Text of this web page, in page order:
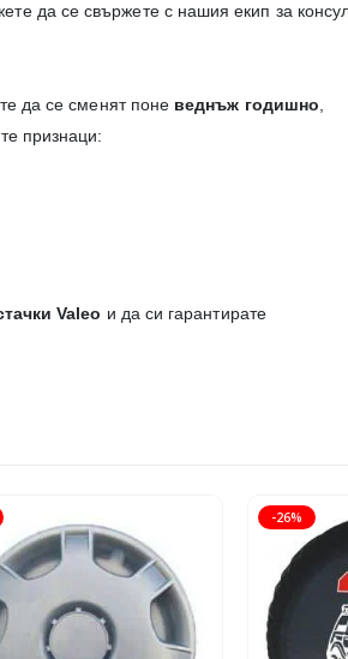
да се свържете с нашия екип за
да се сменят поне веднъж годишно
признаци:
Valeo и да си гарантирате
-26%